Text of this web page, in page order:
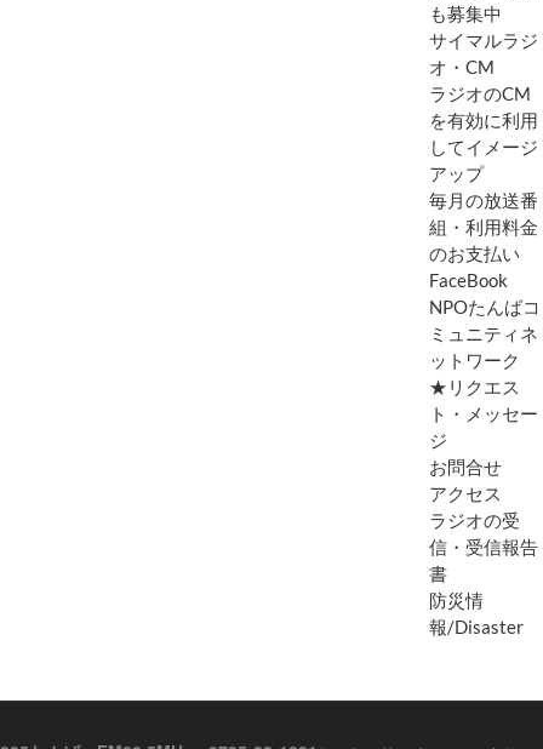
も募集中
サイマルラジ
オ・CM
ラジオのCM
を有効に利用
してイメージ
アップ
毎月の放送番
組・利用料金
のお支払い
FaceBook
NPOたんばコ
ミュニティネ
ットワーク
★リクエス
ト・メッセー
ジ
お問合せ
アクセス
ラジオの受
信・受信報告
書
防災情
報/Disaster